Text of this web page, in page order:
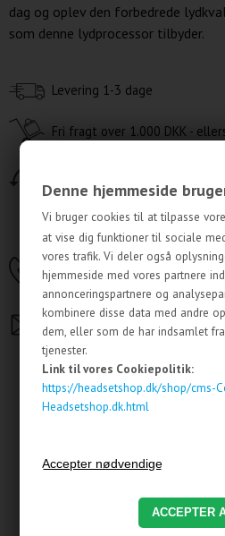
Denne hjemmeside
Vi bruger cookies til at tilpasse
at vise dig funktioner til sociale
vores trafik. Vi deler også
hjemmeside med vores partnere
annonceringspartnere og
kombinere disse data med andre
dem, eller som de har indsamlet
tjenester.
Link til vores Cookiepolitik:
https://headsetshop.dk/shop/cms-
Headsetshop.dk.html
dag og oplev den forbedrede
som denne lydprocessor tilbyder.
Levering 1-3 dage
Fri fragt over 1.000 DKK -
Har du brug
Få hjælp: Ring 32 95 07 97
Send os en mail på:
Andre